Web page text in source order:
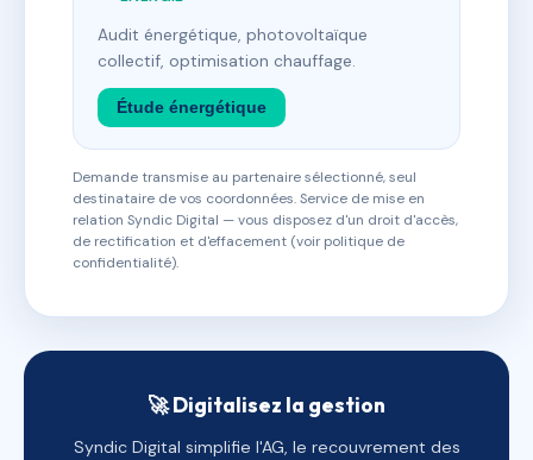
Audit énergétique, photovoltaïque
collectif, optimisation chauffage.
Étude énergétique
Demande transmise au partenaire sélectionné, seul
destinataire de vos coordonnées. Service de mise en
relation Syndic Digital — vous disposez d'un droit d'accès,
de rectification et d'effacement (voir politique de
confidentialité).
🚀 Digitalisez la gestion
Syndic Digital simplifie l'AG, le recouvrement des